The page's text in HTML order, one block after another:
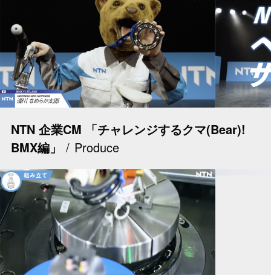
NTN 企業CM 「チャレンジするクマ(Bear)!
BMX編」
Produce